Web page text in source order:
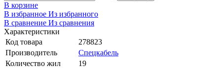
В корзине
В избранное Из избранного
В сравнение Из сравнения
Характеристики
Код товара
278823
Производитель
Спецкабель
Количество жил
19